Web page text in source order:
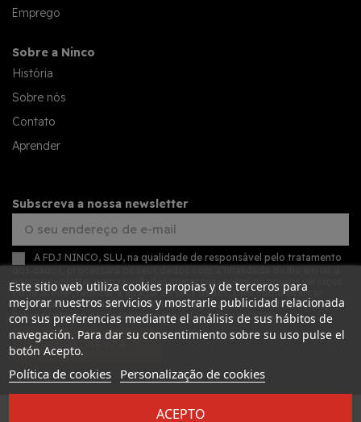
Emprego
Sobre a Ninco
História
Sobre nós
Contato
Aprender
Subscreva a nossa newsletter
A FDJ NINCO, SLU, na qualidade de responsável pelo tratamento
nossa newsletter com novidades comerciais sobre os nossos serviços.
Pode aceder, retificar e apagar os seus dados, bem como exercer
outros direitos, consultando as informações adicionais detalhadas
sobre proteção de dados na nossa política de privacidade
SUBSCREVER
Este sitio web utiliza cookies propias y de terceros para
mejorar nuestros servicios y mostrarle publicidad relacionada
con sus preferencias mediante el análisis de sus hábitos de
navegación. Para dar su consentimiento sobre su uso pulse el
botón Acepto.
Política de cookies Personalização de cookies
ACEPTO